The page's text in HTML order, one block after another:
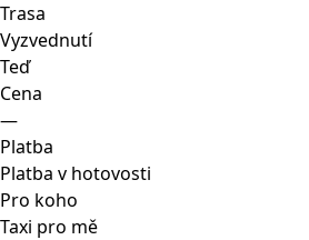
Trasa
Vyzvednutí
Teď
Cena
—
Platba
Platba v hotovosti
Pro koho
Taxi pro mě